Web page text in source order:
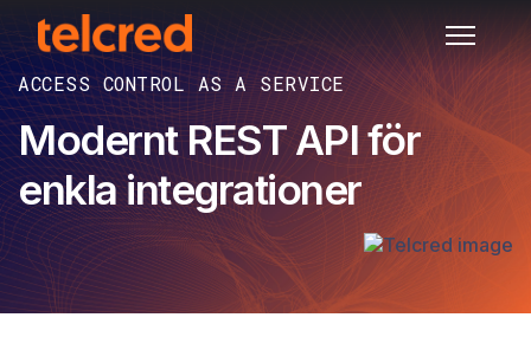
ACCESS CONTROL AS A SERVICE
Modernt REST API för
enkla integrationer